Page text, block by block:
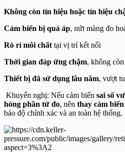
Không còn tín hiệu hoặc tín hiệu
Cảm biến bị quá áp, nứt màng đo
Rò rỉ môi chất tại vị trí kết nối
Thời gian đáp ứng chậm, không
Thiết bị đã sử dụng lâu năm, vượt
Khuyến nghị: Nếu cảm biến sai số
hỏng phần tử đo, nên thay cảm
bảo độ chính xác và an toàn hệ thống.